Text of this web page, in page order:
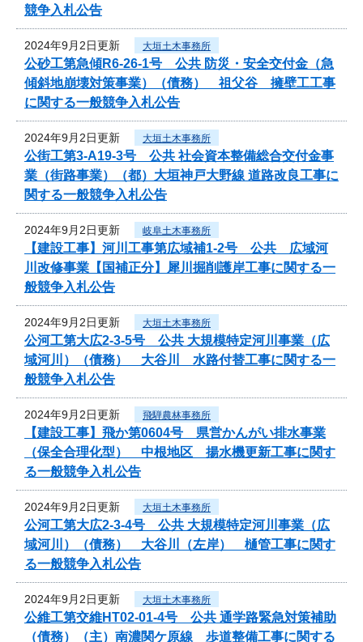
競争入札公告
2024年9月2日更新 大垣土木事務所
公砂工第急傾R6-26-1号 公共 防災・安全交付金（急
傾斜地崩壊対策事業）（債務） 祖父谷 擁壁工工事
に関する一般競争入札公告
2024年9月2日更新 大垣土木事務所
公街工第3-A19-3号 公共 社会資本整備総合交付金事
業（街路事業）（都）大垣神戸大野線 道路改良工事に
関する一般競争入札公告
2024年9月2日更新 岐阜土木事務所
【建設工事】河川工事第広域補1-2号 公共 広域河
川改修事業【国補正分】犀川掘削護岸工事に関する一
般競争入札公告
2024年9月2日更新 大垣土木事務所
公河工第大広2-3-5号 公共 大規模特定河川事業（広
域河川）（債務） 大谷川 水路付替工事に関する一
般競争入札公告
2024年9月2日更新 飛騨農林事務所
【建設工事】飛か第0604号 県営かんがい排水事業
（保全合理化型） 中根地区 揚水機更新工事に関す
る一般競争入札公告
2024年9月2日更新 大垣土木事務所
公河工第大広2-3-4号 公共 大規模特定河川事業（広
域河川）（債務） 大谷川（左岸） 樋管工事に関す
る一般競争入札公告
2024年9月2日更新 大垣土木事務所
公維工第交維HT02-01-4号 公共 通学路緊急対策補助
（債務）（主）南濃関ケ原線 歩道整備工事に関する